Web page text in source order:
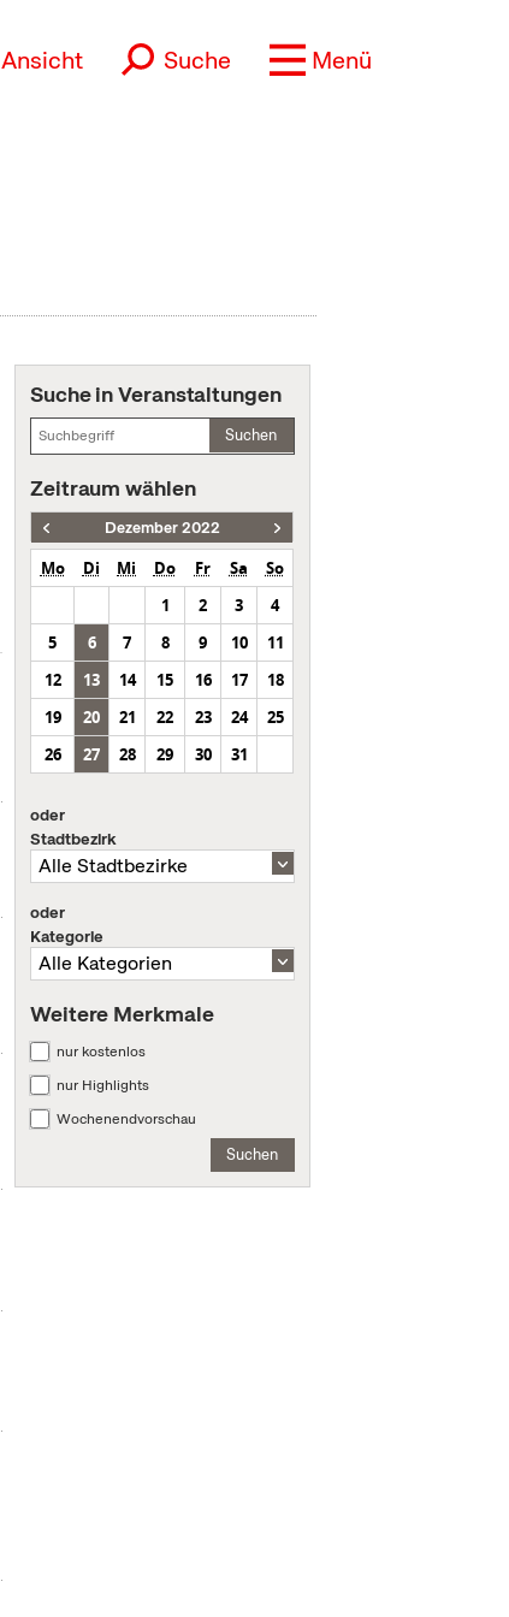
Ansicht Suche Menü
Suche in Veranstaltungen
Suchen
Zeitraum wählen
Dezember 2022
Mo Di Mi Do Fr Sa
So
1
2 3
4
5
6 7 8 9 10
11
12
13 14 15 16 17
18
19
20 21 22 23 24
25
26
27 28 29 30 31
oder
Stadtbezirk
oder
Kategorie
Weitere Merkmale
nur kostenlos
nur Highlights
Wochenendvorschau
Suchen